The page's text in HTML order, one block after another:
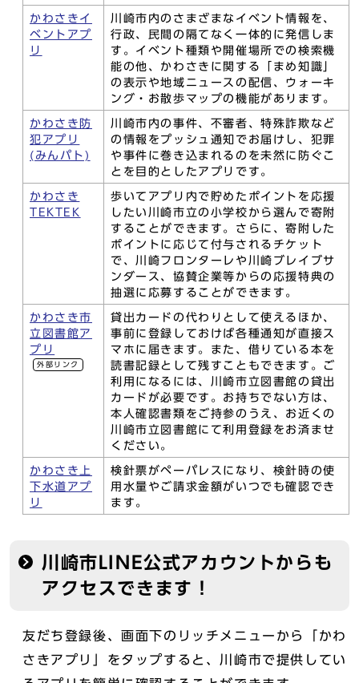
かわさきイ
ベントアプ
リ
川崎市内のさまざまなイベント情報を、
行政、民間の隔てなく一体的に発信しま
す。イベント種類や開催場所での検索機
能の他、かわさきに関する「まめ知識」
の表示や地域ニュースの配信、ウォーキ
ング・お散歩マップの機能があります。
かわさき防
犯アプリ
(みんパト)
川崎市内の事件、不審者、特殊詐欺など
の情報をプッシュ通知でお届けし、犯罪
や事件に巻き込まれるのを未然に防ぐこ
とを目的としたアプリです。
かわさき
TEKTEK
歩いてアプリ内で貯めたポイントを応援
したい川崎市立の小学校から選んで寄附
することができます。さらに、寄附した
ポイントに応じて付与されるチケット
で、川崎フロンターレや川崎ブレイブサ
ンダース、協賛企業等からの応援特典の
抽選に応募することができます。
かわさき市
立図書館ア
プリ
外部リンク
貸出カードの代わりとして使えるほか、
事前に登録しておけば各種通知が直接ス
マホに届きます。また、借りている本を
読書記録として残すこともできます。ご
利用になるには、川崎市立図書館の貸出
カードが必要です。お持ちでない方は、
本人確認書類をご持参のうえ、お近くの
川崎市立図書館にて利用登録をお済ませ
ください。
かわさき上
下水道アプ
リ
検針票がペーパレスになり、検針時の使
用水量やご請求金額がいつでも確認でき
ます。
川崎市LINE公式アカウントからも
アクセスできます！
友だち登録後、画面下のリッチメニューから「かわ
さきアプリ」をタップすると、川崎市で提供してい